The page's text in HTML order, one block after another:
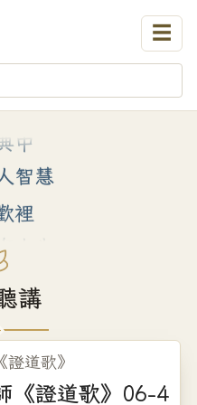
☰
講
自在清歡
━━━━
中
智慧
裡
人生
現象
現象
道歌》
《證道歌》06-4